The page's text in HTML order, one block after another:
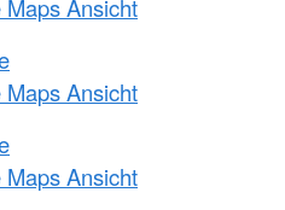
Ansicht
Ansicht
Ansicht